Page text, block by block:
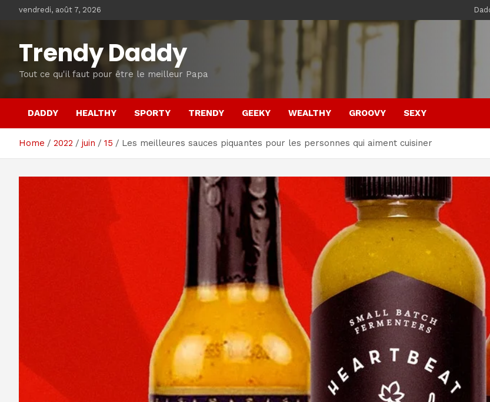
vendredi, août 7, 2026
Trendy Daddy
Tout ce qu'il faut pour être le meilleur Papa
DADDY HEALTHY SPORTY TRENDY GEEKY WEALTHY GROOVY SEXY
Home 2022 juin 15 Les meilleures sauces piquantes pour les personnes qui aiment cuisiner